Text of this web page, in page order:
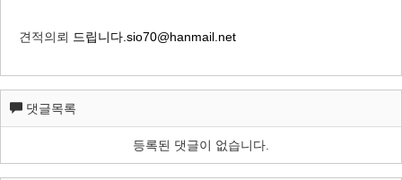
견적의뢰 드립니다.sio70@hanmail.net
댓글목록
등록된 댓글이 없습니다.